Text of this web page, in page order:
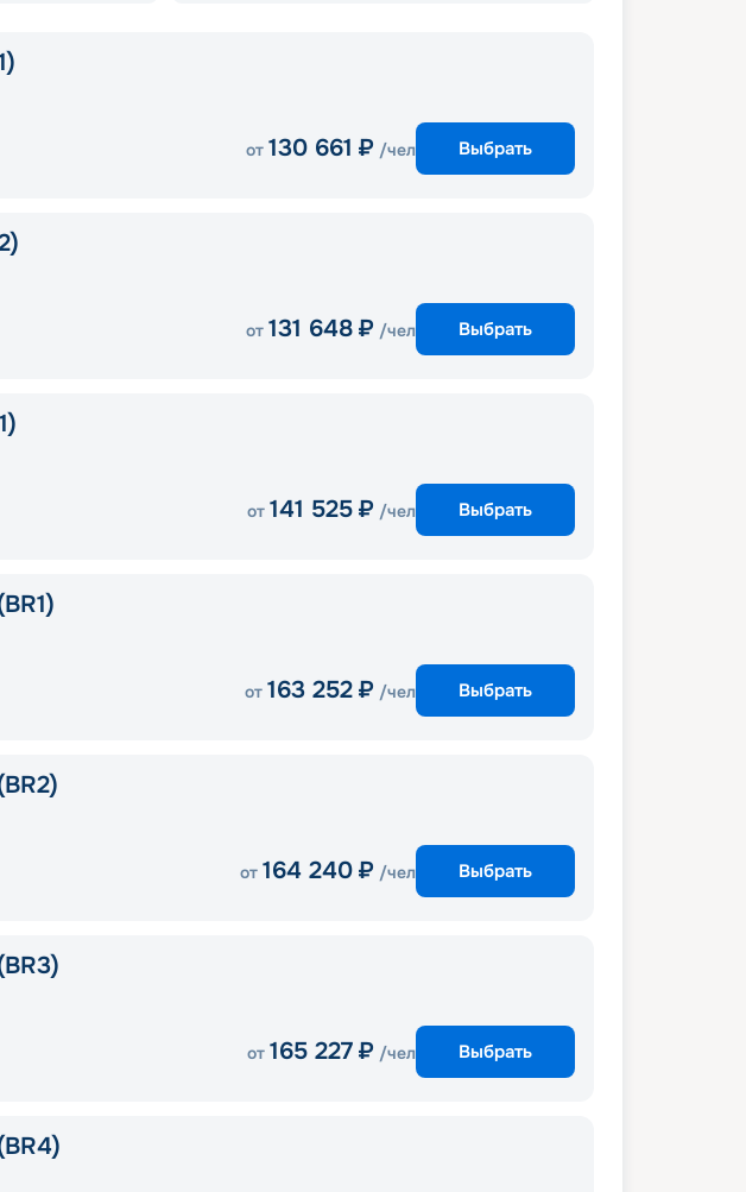
от 130 661 ₽ /чел Выбрать
от 131 648 ₽ /чел Выбрать
от 141 525 ₽ /чел Выбрать
от 163 252 ₽ /чел Выбрать
от 164 240 ₽ /чел Выбрать
от 165 227 ₽ /чел Выбрать